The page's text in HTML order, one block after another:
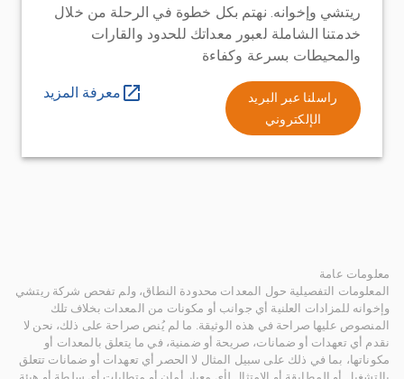
ريتشي وإخوانه. نهتم بكل خطوة في الرحلة من خلال
خدمتنا الشاملة لعبور معداتك للحدود والقارات
والمحيطات بسرعة وكفاءة
راسلنا عبر البريد
الإلكتروني
معرفة المزيد
معلومات عامة
المعلومات التفصيلية حول المعدات محدودة النطاق، ولم تفحص شركة ريتشي
وإخوانه للمزادات العلنية أي جوانب أو مكونات من المعدات بخلاف تلك
المنصوص عليها صراحة في هذه الوثيقة. ما لم يُنص صراحة على ذلك، نحن لا
نقدم أي تعهدات أو ضمانات، صريحة أو ضمنية، في ما يتعلق بالمعدات أو
مكوناتها، بما في ذلك على سبيل المثال لا الحصر أي تعهدات أو ضمانات تتعلق